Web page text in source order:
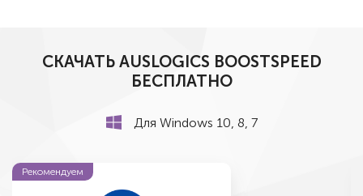
СКАЧАТЬ AUSLOGICS BOOSTSPEED
БЕСПЛАТНО
Для Windows 10, 8, 7
Рекомендуем